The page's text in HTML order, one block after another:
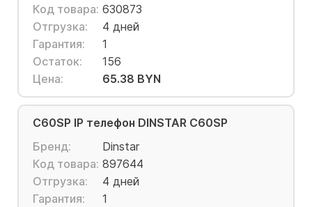
Код товара: 630873
Отгрузка:
4 дней
Гарантия:
1
Остаток:
156
Цена:
65.38 BYN
C60SP IP телефон DINSTAR C60SP
Бренд:
Dinstar
Код товара: 897644
Отгрузка:
4 дней
Гарантия:
1